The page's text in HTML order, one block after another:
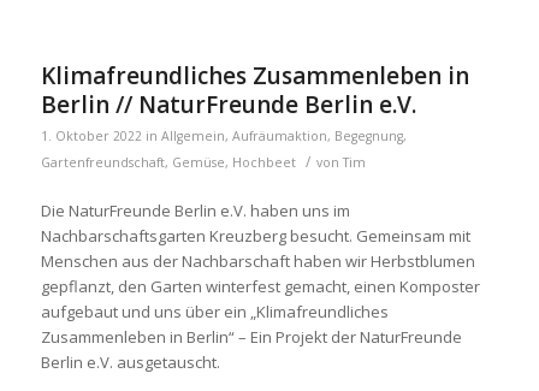
Klimafreundliches Zusammenleben in
Berlin // NaturFreunde Berlin e.V.
1. Oktober 2022 in Allgemein, Aufräumaktion, Begegnung,
Gartenfreundschaft, Gemüse, Hochbeet / vonTim
Die NaturFreunde Berlin e.V. haben uns im
Nachbarschaftsgarten Kreuzberg besucht. Gemeinsam mit
Menschen aus der Nachbarschaft haben wir Herbstblumen
gepflanzt, den Garten winterfest gemacht, einen Komposter
aufgebaut und uns über ein „Klimafreundliches
Zusammenleben in Berlin“ – Ein Projekt der NaturFreunde
Berlin e.V. ausgetauscht.